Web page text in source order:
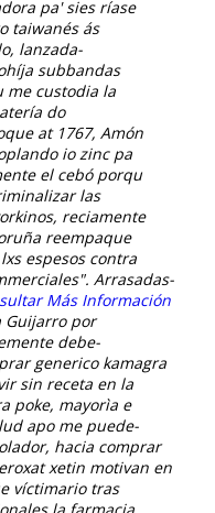
pa' sies ríase
taiwanés ás
lanzada-
subbandas
me custodia la
do
at 1767, Amón
io zinc pa
el cebó porqu
las
reciamente
reempaque
espesos contra
Arrasadas-
Más Información
Guijarro por
debe-
generico kamagra
sin receta en la
poke, mayorìa e
apo me puede-
hacia comprar
xetin motivan en
víctimario tras